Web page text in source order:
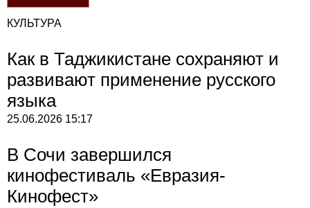
КУЛЬТУРА
Как в Таджикистане сохраняют и
развивают применение русского
языка
25.06.2026 15:17
В Сочи завершился
кинофестиваль «Евразия-
Кинофест»